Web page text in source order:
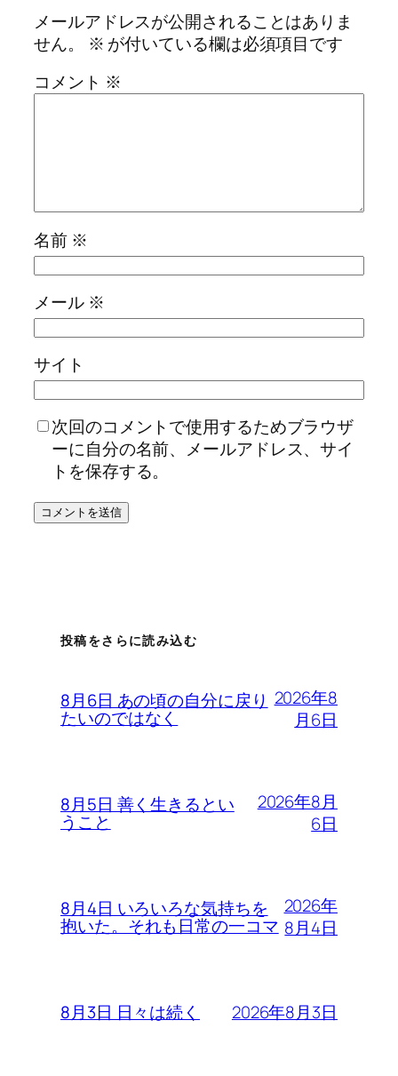
メールアドレスが公開されることはありま
せん。
※ が付いている欄は必須項目です
コメント ※
名前 ※
メール ※
サイト
次回のコメントで使用するためブラウザ
ーに自分の名前、メールアドレス、サイ
トを保存する。
投稿をさらに読み込む
8月6日 あの頃の自分に戻り
たいのではなく
2026年8
月6日
8月5日 善く生きるとい
うこと
2026年8月
6日
8月4日 いろいろな気持ちを
抱いた。それも日常の一コマ
2026年
8月4日
8月3日 日々は続く 2026年8月3日